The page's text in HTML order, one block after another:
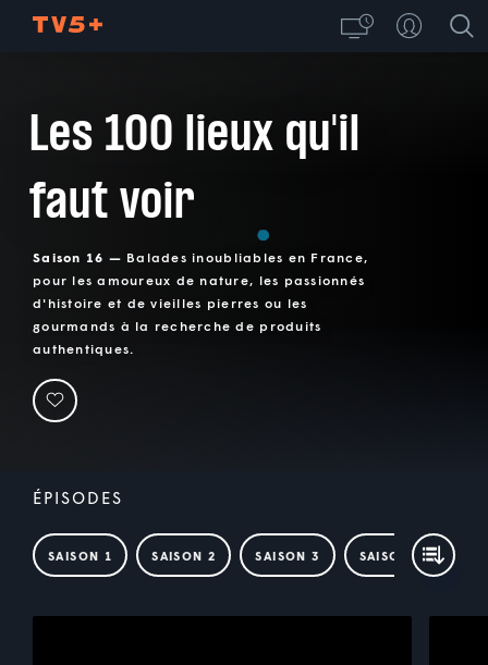
Les 100 lieux qu'il
faut voir
Saison 16 — Balades inoubliables en France,
pour les amoureux de nature, les passionnés
d'histoire et de vieilles pierres ou les
gourmands à la recherche de produits
authentiques.
ÉPISODES
SAISON 1 SAISON 2 SAISON 3 SAISON 4